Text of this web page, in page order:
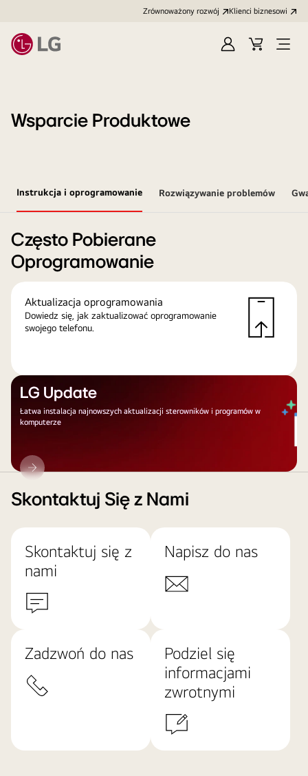
Zrównoważony rozwój Klienci biznesowi
ZalogujKoszyk
Wsparcie Produktowe
Instrukcja i oprogramowanie Rozwiązywanie problemów
Często Pobierane
Oprogramowanie
Aktualizacja oprogramowania
Dowiedz się, jak zaktualizować oprogramowanie
swojego telefonu.
LG Update
Łatwa instalacja najnowszych aktualizacji sterowników i programów w
komputerze
LG
Update
Skontaktuj Się z Nami
Skontaktuj się z
nami
Napisz do nas
Zadzwoń do nas
Podziel się
informacjami
zwrotnymi